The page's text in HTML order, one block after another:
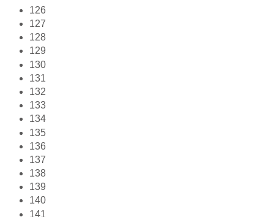
126
127
128
129
130
131
132
133
134
135
136
137
138
139
140
141